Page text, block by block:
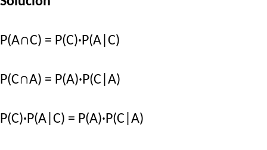
P(A∩C) = P(C)·P(A|C)
P(C∩A) = P(A)·P(C|A)
P(C)·P(A|C) = P(A)·P(C|A)